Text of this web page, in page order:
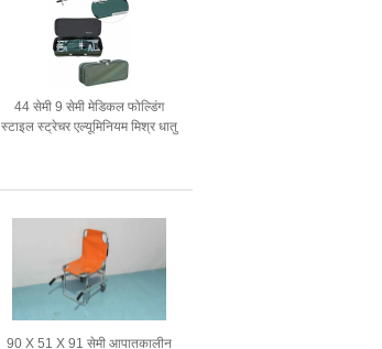
44 सेमी 9 सेमी मेडिकल फोल्डिंग
स्टाइल स्ट्रेचर एल्यूमिनियम मिश्र धातु
90 X 51 X 91 सेमी आपातकालीन